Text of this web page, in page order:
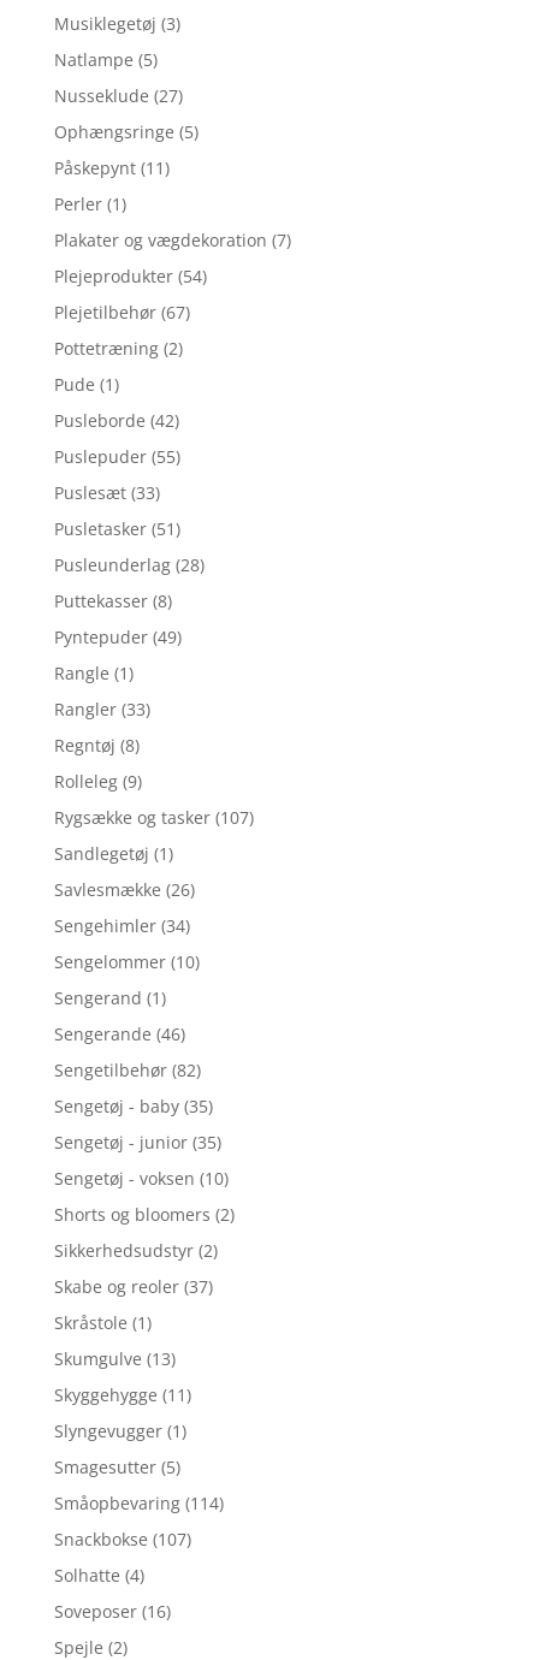
Musiklegetøj (3)
Natlampe (5)
Nusseklude (27)
Ophængsringe (5)
Påskepynt (11)
Perler (1)
Plakater og vægdekoration (7)
Plejeprodukter (54)
Plejetilbehør (67)
Pottetræning (2)
Pude (1)
Pusleborde (42)
Puslepuder (55)
Puslesæt (33)
Pusletasker (51)
Pusleunderlag (28)
Puttekasser (8)
Pyntepuder (49)
Rangle (1)
Rangler (33)
Regntøj (8)
Rolleleg (9)
Rygsække og tasker (107)
Sandlegetøj (1)
Savlesmække (26)
Sengehimler (34)
Sengelommer (10)
Sengerand (1)
Sengerande (46)
Sengetilbehør (82)
Sengetøj - baby (35)
Sengetøj - junior (35)
Sengetøj - voksen (10)
Shorts og bloomers (2)
Sikkerhedsudstyr (2)
Skabe og reoler (37)
Skråstole (1)
Skumgulve (13)
Skyggehygge (11)
Slyngevugger (1)
Smagesutter (5)
Småopbevaring (114)
Snackbokse (107)
Solhatte (4)
Soveposer (16)
Spejle (2)